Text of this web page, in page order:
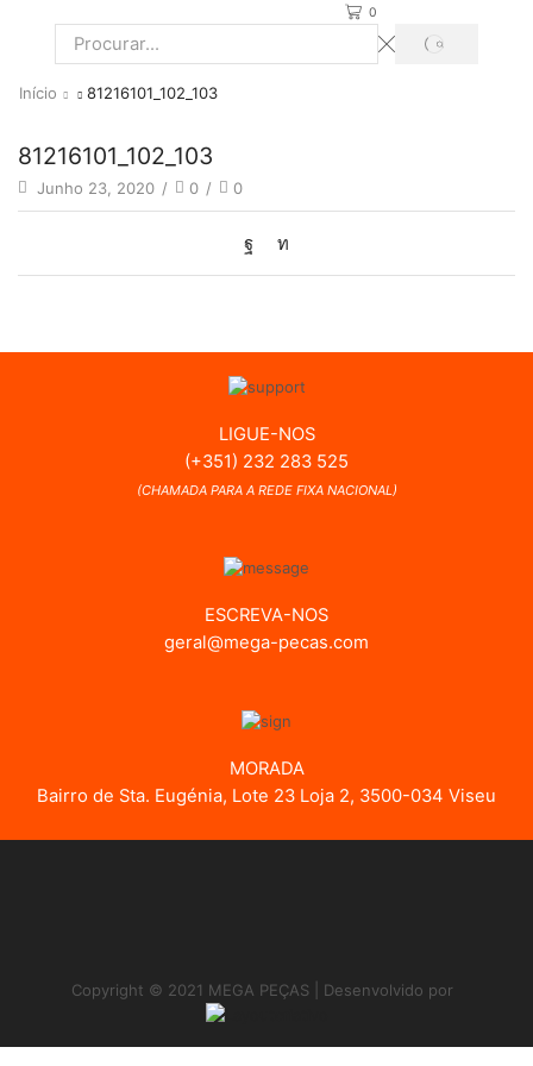
0
Search
PROCURAR
Início 81216101_102_103
81216101_102_103
Junho 23, 2020 / 0 / 0
LIGUE-NOS
(+351) 232 283 525
(CHAMADA PARA A REDE FIXA NACIONAL)
ESCREVA-NOS
geral@mega-pecas.com
MORADA
Bairro de Sta. Eugénia, Lote 23 Loja 2, 3500-034 Viseu
Copyright © 2021 MEGA PEÇAS | Desenvolvido por